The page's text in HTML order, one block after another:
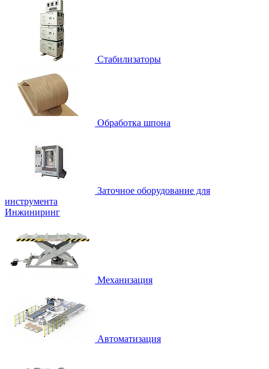
Стабилизаторы
Обработка шпона
Заточное оборудование для
инструмента
Инжиниринг
Механизация
Автоматизация